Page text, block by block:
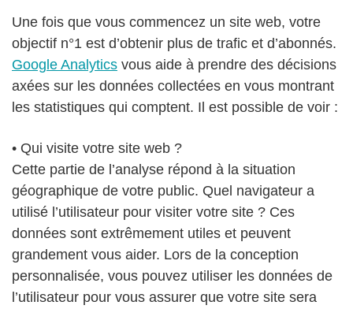
Une fois que vous commencez un site web, votre
objectif n°1 est d’obtenir plus de trafic et d’abonnés.
Google Analytics vous aide à prendre des décisions
axées sur les données collectées en vous montrant
les statistiques qui comptent. Il est possible de voir :
• Qui visite votre site web ?
Cette partie de l’analyse répond à la situation
géographique de votre public. Quel navigateur a
utilisé l’utilisateur pour visiter votre site ? Ces
données sont extrêmement utiles et peuvent
grandement vous aider. Lors de la conception
personnalisée, vous pouvez utiliser les données de
l’utilisateur pour vous assurer que votre site sera